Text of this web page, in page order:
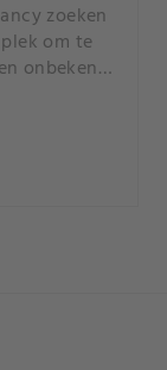
zoeken
om te
onbekende